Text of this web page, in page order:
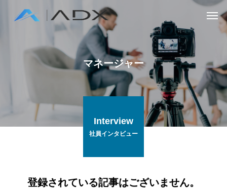
マネージャー
Interview
社員インタビュー
登録されている記事はございません。